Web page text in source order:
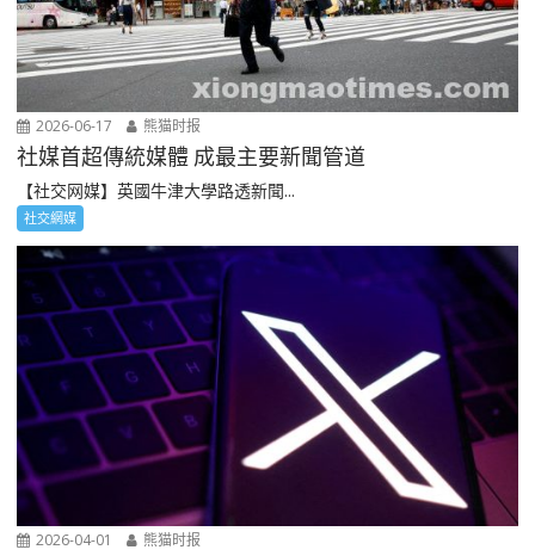
2026-06-17 熊猫时报
社媒首超傳統媒體 成最主要新聞管道
【社交网媒】英國牛津大學路透新聞...
社交網媒
2026-04-01 熊猫时报